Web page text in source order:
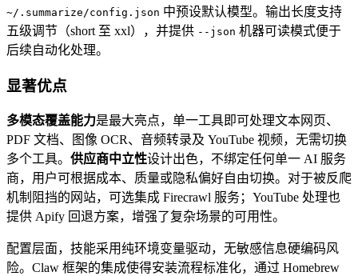
~/.summarize/config.json 中预设默认模型。输出长度支持
五级调节（short 至 xxl），并提供 --json 机器可读模式便于
后续自动化处理。
显著优点
多模态覆盖能力是最大亮点，单一工具即可处理文本网页、
PDF 文档、图像 OCR、音频转录及 YouTube 视频，无需切换
多个工具。 供应商中立性设计出色，不绑定任何单一 AI 服务
商，用户可根据成本、质量或隐私偏好自由切换。对于被反爬
机制阻挡的网站，可选集成 Firecrawl 服务；YouTube 处理也
提供 Apify 回退方案，增强了复杂场景的可用性。
配置层面，技能采用纯环境变量驱动，无敏感信息硬编码风
险。Claw 框架的集成使得安装流程标准化，通过 Homebrew